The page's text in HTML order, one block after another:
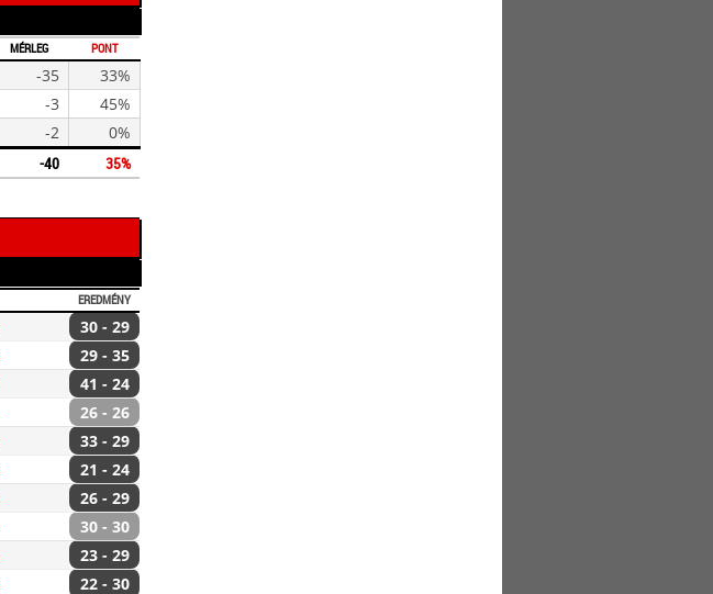
MÉRLEG PONT
-35
33%
-3
45%
-2
0%
-40 35%
EREDMÉNY
30 - 29
29 - 35
41 - 24
26 - 26
33 - 29
21 - 24
26 - 29
30 - 30
23 - 29
22 - 30